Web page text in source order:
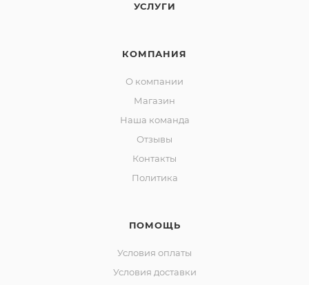
УСЛУГИ
КОМПАНИЯ
О компании
Магазин
Наша команда
Отзывы
Контакты
Политика
ПОМОЩЬ
Условия оплаты
Условия доставки